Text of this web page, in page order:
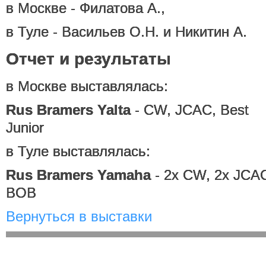
в Москве - Филатова А.,
в Туле - Васильев О.Н. и Никитин А.
Отчет и результаты
в Москве выставлялась:
Rus Bramers Yalta- CW, JCAC, Best
Junior
в Туле выставлялась:
Rus Bramers Yamaha- 2x CW, 2x
BOB
Вернуться в выставки